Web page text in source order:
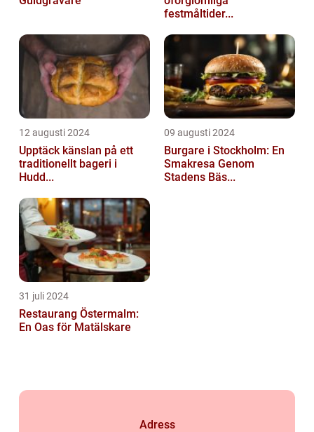
festmåltider...
12 augusti 2024
Upptäck känslan på ett
traditionellt bageri i
Hudd...
09 augusti 2024
Burgare i Stockholm: En
Smakresa Genom
Stadens Bäs...
31 juli 2024
Restaurang Östermalm:
En Oas för Matälskare
Adress